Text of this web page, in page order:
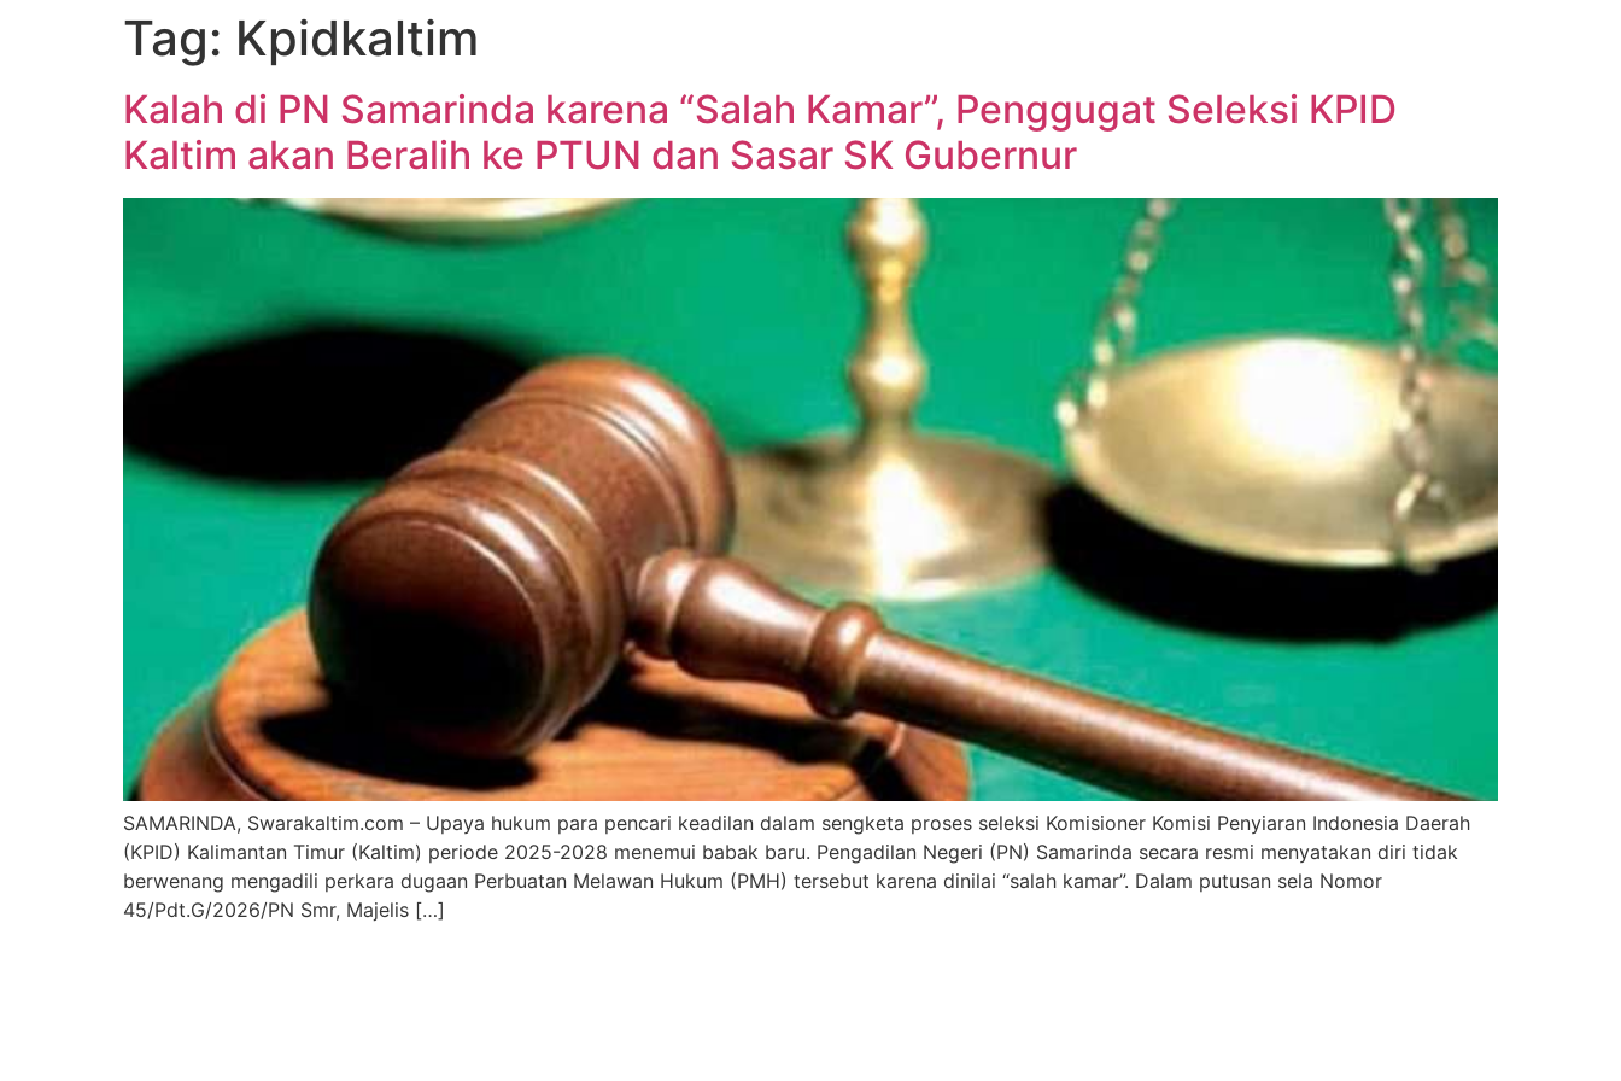
Tag: Kpidkaltim
Kalah di PN Samarinda karena “Salah Kamar”, Penggugat Seleksi KPID
Kaltim akan Beralih ke PTUN dan Sasar SK Gubernur
SAMARINDA, Swarakaltim.com – Upaya hukum para pencari keadilan dalam sengketa proses seleksi Komisioner Komisi Penyiaran Indonesia Daerah
(KPID) Kalimantan Timur (Kaltim) periode 2025-2028 menemui babak baru. Pengadilan Negeri (PN) Samarinda secara resmi menyatakan diri tidak
berwenang mengadili perkara dugaan Perbuatan Melawan Hukum (PMH) tersebut karena dinilai “salah kamar”. Dalam putusan sela Nomor
45/Pdt.G/2026/PN Smr, Majelis […]